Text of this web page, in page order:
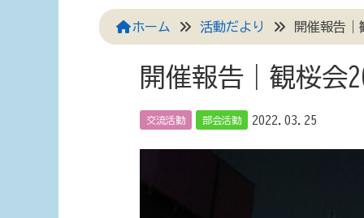
ホーム 活動だより 開催報告｜
開催報告｜観桜会
交流活動 部会活動 2022.03.25